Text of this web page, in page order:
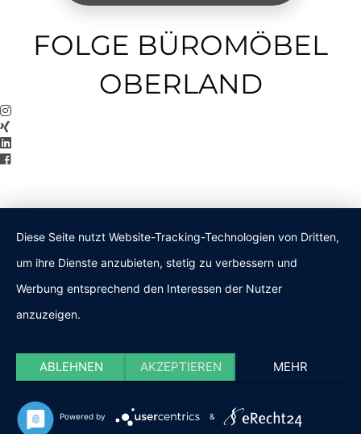
FOLGE BÜROMÖBEL
OBERLAND
Diese Seite nutzt Website-Tracking-Technologien von Dritten,
um ihre Dienste anzubieten, stetig zu verbessern und
Werbung entsprechend den Interessen der Nutzer
anzuzeigen.
ABLEHNEN AKZEPTIEREN MEHR
Powered by &